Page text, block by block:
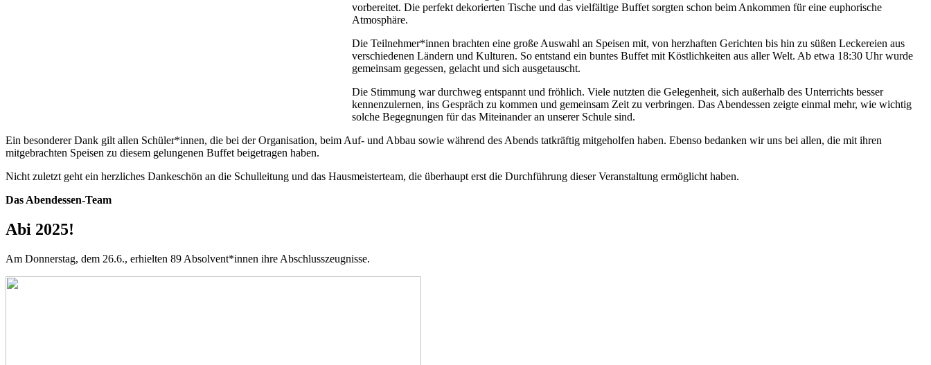
vorbereitet. Die perfekt dekorierten Tische und das vielfältige Buffet sorgten schon beim Ankommen für eine euphorische
Atmosphäre.
Die Teilnehmer*innen brachten eine große Auswahl an Speisen mit, von herzhaften Gerichten bis hin zu süßen Leckereien aus
verschiedenen Ländern und Kulturen. So entstand ein buntes Buffet mit Köstlichkeiten aus aller Welt. Ab etwa 18:30 Uhr wurde
gemeinsam gegessen, gelacht und sich ausgetauscht.
Die Stimmung war durchweg entspannt und fröhlich. Viele nutzten die Gelegenheit, sich außerhalb des Unterrichts besser
kennenzulernen, ins Gespräch zu kommen und gemeinsam Zeit zu verbringen. Das Abendessen zeigte einmal mehr, wie wichtig
solche Begegnungen für das Miteinander an unserer Schule sind.
Ein besonderer Dank gilt allen Schüler*innen, die bei der Organisation, beim Auf- und Abbau sowie während des Abends tatkräftig mitgeholfen haben. Ebenso bedanken wir uns bei allen, die mit ihren
mitgebrachten Speisen zu diesem gelungenen Buffet beigetragen haben.
Nicht zuletzt geht ein herzliches Dankeschön an die Schulleitung und das Hausmeisterteam, die überhaupt erst die Durchführung dieser Veranstaltung ermöglicht haben.
Das Abendessen-Team
Abi 2025!
Am Donnerstag, dem 26.6., erhielten 89 Absolvent*innen ihre Abschlusszeugnisse.